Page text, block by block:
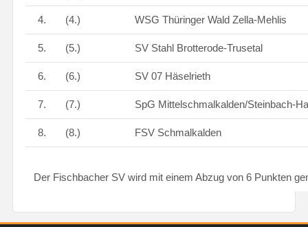
4. (4.) WSG Thüringer Wald Zella-Mehlis
5. (5.) SV Stahl Brotterode-Trusetal
6. (6.) SV 07 Häselrieth
7. (7.) SpG Mittelschmalkalden/Steinbach-
8. (8.) FSV Schmalkalden
Der Fischbacher SV wird mit einem Abzug von 6 Punkten